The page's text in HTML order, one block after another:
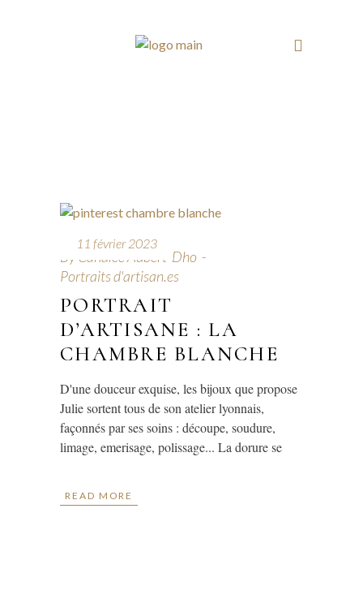
11 février 2023
By Candice Aubert-Dho
Portraits d'artisan.es
PORTRAIT
D’ARTISANE : LA
CHAMBRE BLANCHE
D'une douceur exquise, les bijoux que propose
Julie sortent tous de son atelier lyonnais,
façonnés par ses soins : découpe, soudure,
limage, emerisage, polissage... La dorure se
READ MORE